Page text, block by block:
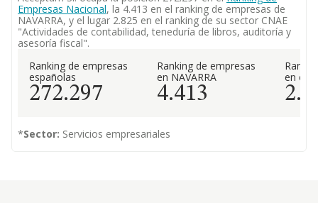
Empresas Nacional, la 4.413 en el ranking de empresas de
NAVARRA, y el lugar 2.825 en el ranking de su sector CNAE
"Actividades de contabilidad, teneduría de libros, auditoría y
asesoría fiscal".
Ranking de empresas
españolas
272.297
Ranking de empresas
en NAVARRA
4.413
en el
*Sector: Servicios empresariales